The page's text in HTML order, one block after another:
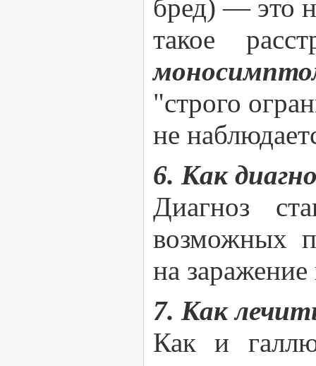
бред) — это
такое
"строго
не
6. Как
Диагноз
возможных
на
7. Как
Как и